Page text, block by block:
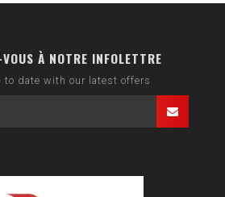
À NOTRE INFOLETTRE
to date with our latest offers